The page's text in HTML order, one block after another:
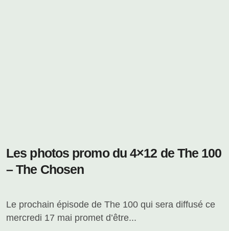
Les photos promo du 4×12 de The 100
– The Chosen
Le prochain épisode de The 100 qui sera diffusé ce
mercredi 17 mai promet d’être...